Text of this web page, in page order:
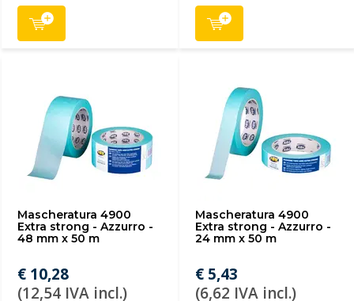
Mascheratura 4900
Extra strong - Azzurro -
48 mm x 50 m
€ 10,28
(12,54 IVA incl.)
Mascheratura 4900
Extra strong - Azzurro -
24 mm x 50 m
€ 5,43
(6,62 IVA incl.)